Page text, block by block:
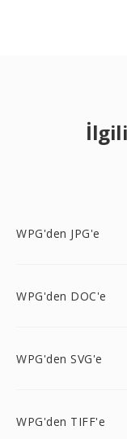
WPG'den JPG'e
WPG'den DOC'e
WPG'den SVG'e
WPG'den TIFF'e